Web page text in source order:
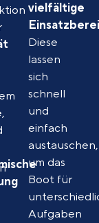
vielfältige
Diese
lassen
sich
schnell
und
einfach
austauschen,
um das
Boot für
Aufgaben